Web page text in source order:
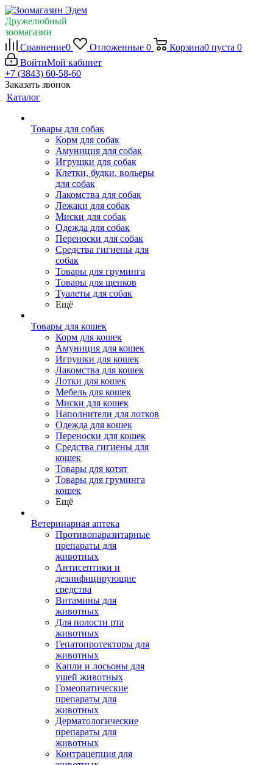
Дружелюбный
зоомагазин
Сравнение0 Отложенные 0 Корзина0 пуста 0
ВойтиМой кабинет
+7 (3843) 60-58-60
Заказать звонок
Каталог
Товары для собак
Корм для собак
Амуниция для собак
Игрушки для собак
Клетки, будки, вольеры
для собак
Лакомства для собак
Лежаки для собак
Миски для собак
Одежда для собак
Переноски для собак
Средства гигиены для
собак
Товары для груминга
Товары для щенков
Туалеты для собак
Ещё
Товары для кошек
Корм для кошек
Амуниция для кошек
Игрушки для кошек
Лакомства для кошек
Лотки для кошек
Мебель для кошек
Миски для кошек
Наполнители для лотков
Одежда для кошек
Переноски для кошек
Средства гигиены для
кошек
Товары для котят
Товары для груминга
кошек
Ещё
Ветеринарная аптека
Противопаразитарные
препараты для
животных
Антисептики и
дезинфицирующие
средства
Витамины для
животных
Для полости рта
животных
Гепатопротекторы для
животных
Капли и лосьоны для
ушей животных
Гомеопатические
препараты для
животных
Дерматологические
препараты для
животных
Контрацепция для